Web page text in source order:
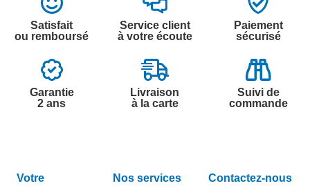
Satisfait
ou remboursé
Service client
à votre écoute
Paiement
sécurisé
Garantie
2 ans
Livraison
à la carte
Suivi de
commande
Votre
Nos services Contactez-nous